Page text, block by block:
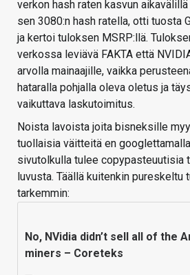
verkon hash raten kasvun
sen 3080:n hash ratella, otti tuosta
ja kertoi tuloksen MSRP:llä.
verkossa leviävä FAKTA että
arvolla mainaajille, vaikka
hataralla pohjalla oleva oletus ja
vaikuttava laskutoimitus.
Noista lavoista joita bisneksille
tuollaisia väitteitä en
sivutolkulla tulee copypasteuutisia
luvusta. Täällä kuitenkin pureskeltu
tarkemmin:
No, NVidia didn’t sell all of the
miners – Coreteks